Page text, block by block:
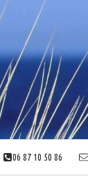
06 87 10 50 86